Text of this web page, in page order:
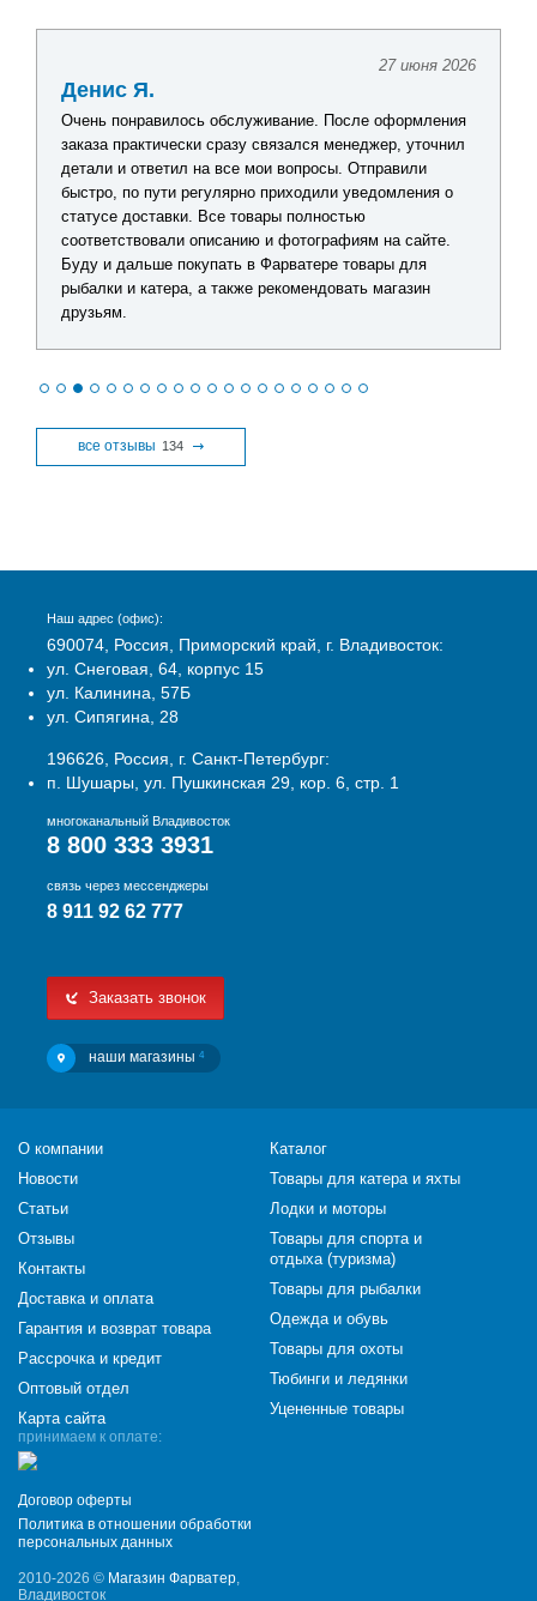
27 июня 2026
Денис Я.
Очень понравилось обслуживание. После оформления
заказа практически сразу связался менеджер, уточнил
детали и ответил на все мои вопросы. Отправили
быстро, по пути регулярно приходили уведомления о
статусе доставки. Все товары полностью
соответствовали описанию и фотографиям на сайте.
Буду и дальше покупать в Фарватере товары для
рыбалки и катера, а также рекомендовать магазин
друзьям.
все отзывы 134
Наш адрес (офис):
690074, Россия, Приморский край, г. Владивосток:
ул. Снеговая, 64, корпус 15
ул. Калинина, 57Б
ул. Сипягина, 28
196626, Россия, г. Санкт-Петербург:
п. Шушары, ул. Пушкинская 29, кор. 6, стр. 1
многоканальный Владивосток
8 800 333 3931
связь через мессенджеры
8 911 92 62 777
Заказать звонок
наши магазины 4
принимаем к оплате:
Договор оферты
Политика в отношении обработки
персональных данных
2010-2026 © Магазин Фарватер,
Владивосток
О компании
Новости
Статьи
Отзывы
Контакты
Доставка и оплата
Гарантия и возврат товара
Рассрочка и кредит
Оптовый отдел
Карта сайта
Каталог
Товары для катера и яхты
Лодки и моторы
Товары для спорта и
отдыха (туризма)
Товары для рыбалки
Одежда и обувь
Товары для охоты
Тюбинги и ледянки
Уцененные товары